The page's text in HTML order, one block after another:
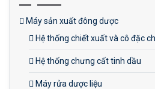
Máy sản xuất đông dược
Hệ thống chiết xuất và cô đặc
Hệ thống chưng cất tinh dầu
Máy rửa dược liệu